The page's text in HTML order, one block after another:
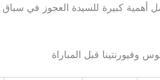
أهمية كبيرة للسيدة العجوز في سباق
وفيورنتينا قبل المباراة